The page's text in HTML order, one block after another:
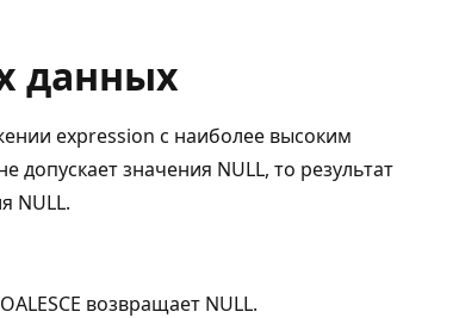
данных
expression с наиболее высоким
значения NULL, то результат
NULL.
возвращает NULL.